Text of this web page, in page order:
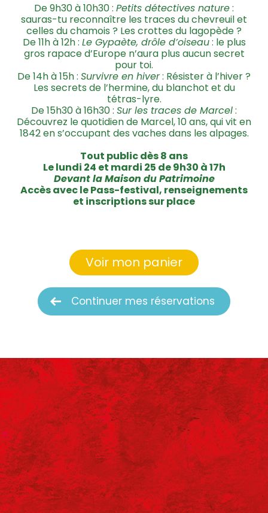
De 9h30 à 10h30 : Petits détectives nature:
sauras-tu reconnaître les traces du chevreuil et
celles du chamois ? Les crottes du lagopède ?
De 11h à 12h : Le Gypaète, drôle d’oiseau: le plus
gros rapace d’Europe n’aura plus aucun secret
pour toi.
De 14h à 15h : Survivre en hiver: Résister à l’hiver ?
Les secrets de l’hermine, du blanchot et du
tétras-lyre.
De 15h30 à 16h30 : Sur les traces de Marcel:
Découvrez le quotidien de Marcel, 10 ans, qui vit en
1842 en s’occupant des vaches dans les alpages.
Tout public dès 8 ans
Le lundi 24 et mardi 25 de 9h30 à 17h
Devant la Maison du Patrimoine
Accès avec le Pass-festival, renseignements
et inscriptions sur place
Continuer mes réservations
Voir mon panier